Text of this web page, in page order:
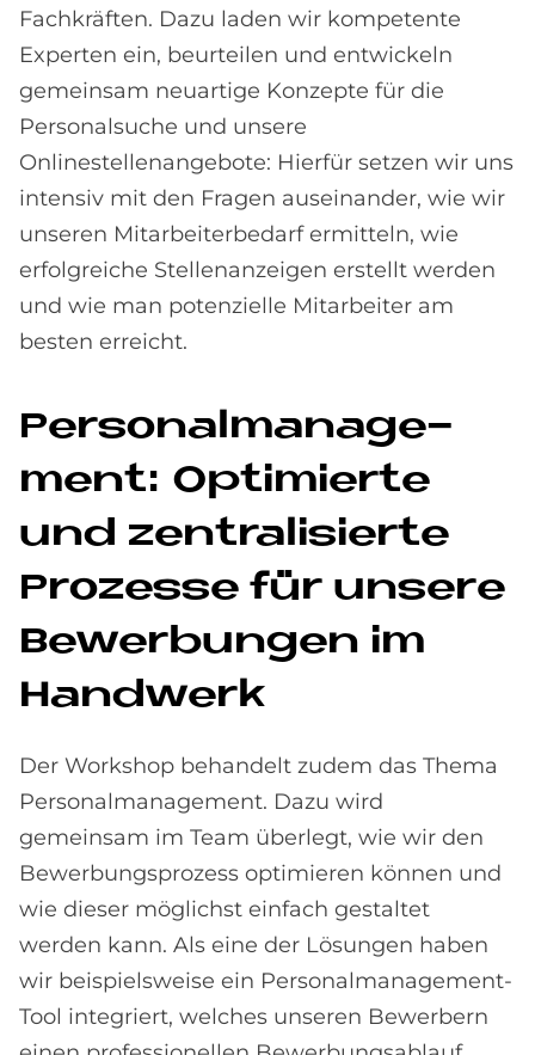
Fachkräften. Dazu laden wir kompetente
Experten ein, beurteilen und entwickeln
gemeinsam neuartige Konzepte für die
Personalsuche und unsere
Onlinestellenangebote: Hierfür setzen wir uns
intensiv mit den Fragen auseinander, wie wir
unseren Mitarbeiterbedarf ermitteln, wie
erfolgreiche Stellenanzeigen erstellt werden
und wie man potenzielle Mitarbeiter am
besten erreicht.
Per­so­nal­ma­nage­
ment: Op­ti­mier­te
und zen­tra­li­sier­te
Pro­zes­se für un­se­re
Be­wer­bun­gen im
Hand­werk
Der Workshop behandelt zudem das Thema
Personalmanagement. Dazu wird
gemeinsam im Team überlegt, wie wir den
Bewerbungsprozess optimieren können und
wie dieser möglichst einfach gestaltet
werden kann. Als eine der Lösungen haben
wir beispielsweise ein Personalmanagement-
Tool integriert, welches unseren Bewerbern